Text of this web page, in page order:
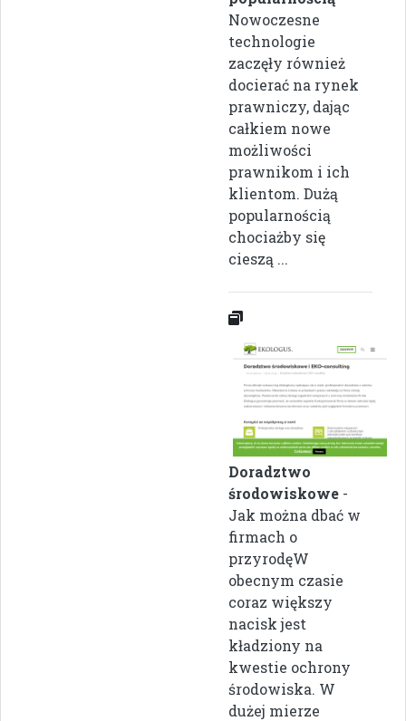
Nowoczesne
technologie
zaczęły również
docierać na rynek
prawniczy, dając
całkiem nowe
możliwości
prawnikom i ich
klientom. Dużą
popularnością
chociażby się
cieszą ...
Doradztwo
środowiskowe -
Jak można dbać w
firmach o
przyrodęW
obecnym czasie
coraz większy
nacisk jest
kładziony na
kwestie ochrony
środowiska. W
dużej mierze